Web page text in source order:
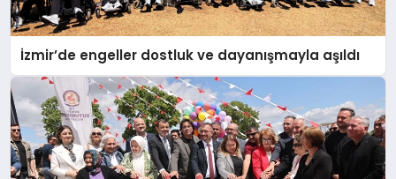
İzmir’de engeller dostluk ve dayanışmayla aşıldı